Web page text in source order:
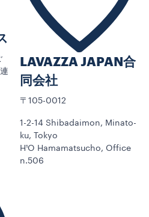
LAVAZZA JAPAN合
同会社
〒105-0012
1-2-14 Shibadaimon, Minato-
ku, Tokyo
H¹O Hamamatsucho, Office
n.506